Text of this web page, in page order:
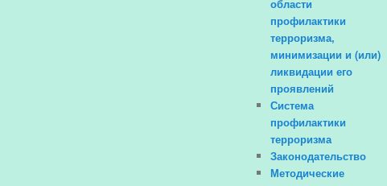
области
профилактики
терроризма,
минимизации и (или)
ликвидации его
проявлений
Система
профилактики
терроризма
Законодательство
Методические